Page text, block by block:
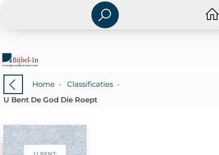
Home- Classificaties-
U Bent De God Die Roept